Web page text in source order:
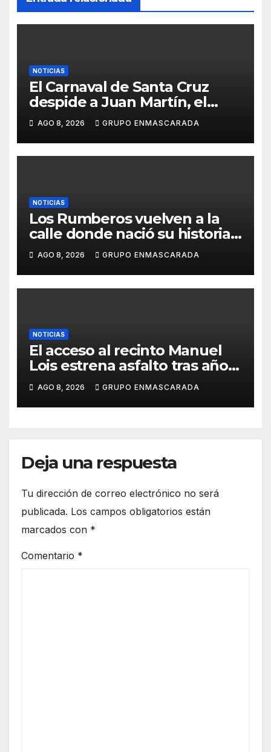
NOTICIAS
El Carnaval de Santa Cruz
despide a Juan Martín, el
inolvidable «Cristóbal Colón»
AGO 8, 2026 GRUPO ENMASCARADA
NOTICIAS
Los Rumberos vuelven a la
calle donde nació su historia:
51 años después, el mismo
barrio, el mismo orgullo
AGO 8, 2026 GRUPO ENMASCARADA
NOTICIAS
El acceso al recinto Manuel
Lois estrena asfalto tras años
de espera
AGO 8, 2026 GRUPO ENMASCARADA
Deja una respuesta
Tu dirección de correo electrónico no será
publicada. Los campos obligatorios están
marcados con *
Comentario *